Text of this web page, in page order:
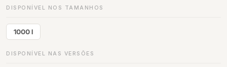
DISPONÍVEL NOS TAMANHOS
1000 l
DISPONÍVEL NAS VERSÕES